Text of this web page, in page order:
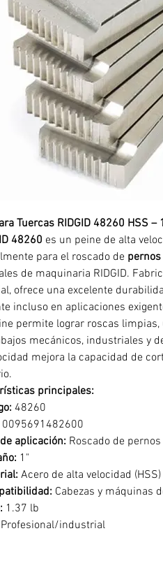
Tuercas RIDGID 48260 HSS –
48260 es un peine de alta
para el roscado de
de maquinaria RIDGID.
ofrece una excelente
incluso en aplicaciones
permite lograr roscas
mecánicos, industriales y
mejora la capacidad de
principales:
48260
0095691482600
aplicación: Roscado de
1"
Acero de alta velocidad (HSS)
Cabezas y máquinas
1.37 lb
Profesional/industrial